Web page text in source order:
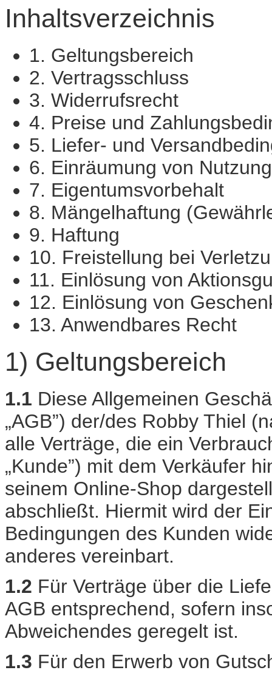
Inhaltsverzeichnis
1. Geltungsbereich
2. Vertragsschluss
3. Widerrufsrecht
4. Preise und
5. Liefer- und
6. Einräumung von
7. Eigentumsvorbehalt
8. Mängelhaftung
9. Haftung
10. Freistellung bei
11. Einlösung von
12. Einlösung von
13. Anwendbares Recht
1) Geltungsbereich
1.1 Diese Allgemeinen
„AGB”) der/des Robby Thiel
alle Verträge, die ein
„Kunde”) mit dem Verkäufer
seinem Online-Shop
abschließt. Hiermit wird der
Bedingungen des Kunden
anderes vereinbart.
1.2 Für Verträge über die
AGB entsprechend, sofern
Abweichendes geregelt ist.
1.3 Für den Erwerb von